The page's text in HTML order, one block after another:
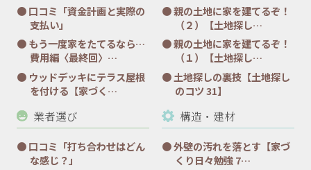
口コミ「資金計画と実際の
支払い」
もう一度家をたてるなら…
費用編〈最終回〉…
ウッドデッキにテラス屋根
を付ける【家づく…
親の土地に家を建てるぞ！
（２）【土地探し…
親の土地に家を建てるぞ！
（１）【土地探し…
土地探しの裏技【土地探し
のコツ 31】
業者選び
口コミ「打ち合わせはどん
な感じ？」
構造・建材
外壁の汚れを落とす【家づ
くり日々勉強 7…